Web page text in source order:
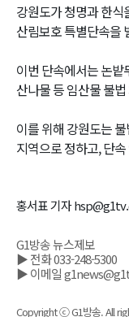
강원도가 청명과 한
산림보호 특별단속을
이번 단속에서는 논
산나물 등 임산물 불
이를 위해 강원도는
지역으로 정하고, 단
홍서표 기자
G1방송 뉴스제보
▶ 전화 033-248-5300
▶ 이메일
Copyright ⓒ G1방송. All